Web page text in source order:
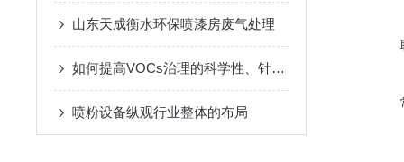
山东天成衡水环保喷漆房废气处理
如何提高VOCs治理的科学性、针对性和有效性
喷粉设备纵观行业整体的布局